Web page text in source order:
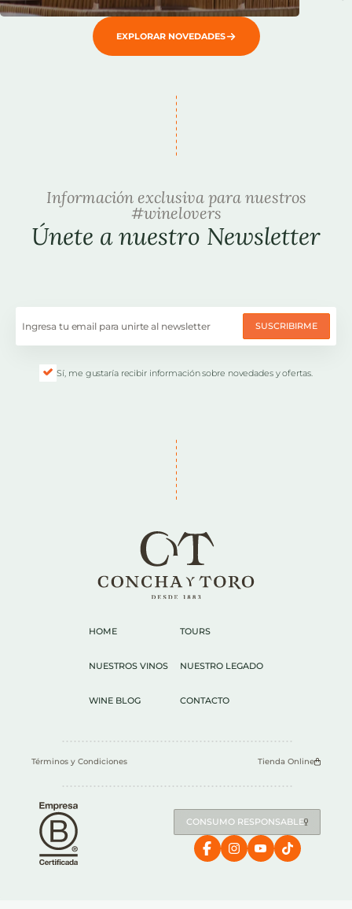
EXPLORAR NOVEDADES
Información exclusiva para nuestros
#winelovers
Únete a nuestro Newsletter
SUSCRIBIRME
Sí, me gustaría recibir información sobre novedades y ofertas.
HOME TOURS
NUESTROS VINOS NUESTRO LEGADO
WINE BLOG CONTACTO
Términos y Condiciones Tienda Online
CONSUMO RESPONSABLE